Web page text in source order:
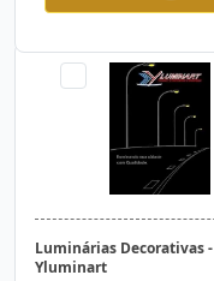
Luminárias Decorativas -
Yluminart